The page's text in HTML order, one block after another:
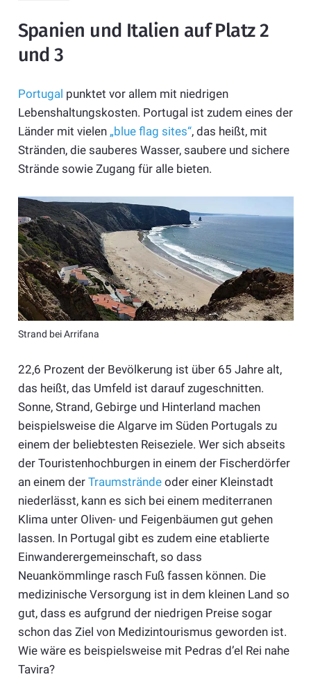
Spanien und Italien auf Platz 2
und 3
Portugal punktet vor allem mit niedrigen
Lebenshaltungskosten. Portugal ist zudem eines der
Länder mit vielen „blue flag sites“, das heißt, mit
Stränden, die sauberes Wasser, saubere und sichere
Strände sowie Zugang für alle bieten.
Strand bei Arrifana
22,6 Prozent der Bevölkerung ist über 65 Jahre alt,
das heißt, das Umfeld ist darauf zugeschnitten.
Sonne, Strand, Gebirge und Hinterland machen
beispielsweise die Algarve im Süden Portugals zu
einem der beliebtesten Reiseziele. Wer sich abseits
der Touristenhochburgen in einem der Fischerdörfer
an einem der Traumsträndeoder einer Kleinstadt
niederlässt, kann es sich bei einem mediterranen
Klima unter Oliven- und Feigenbäumen gut gehen
lassen. In Portugal gibt es zudem eine etablierte
Einwanderergemeinschaft, so dass
Neuankömmlinge rasch Fuß fassen können. Die
medizinische Versorgung ist in dem kleinen Land so
gut, dass es aufgrund der niedrigen Preise sogar
schon das Ziel von Medizintourismus geworden ist.
Wie wäre es beispielsweise mit Pedras d’el Rei nahe
Tavira?